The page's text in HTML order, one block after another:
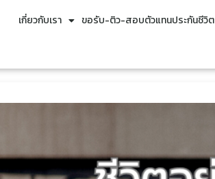
เกี่ยวกับเรา ขอรับ-ติว-สอบตัวแทนประกันชีวิต